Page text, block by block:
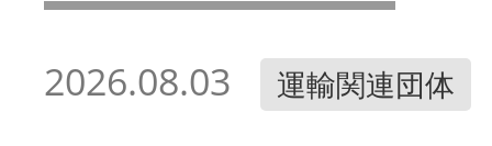
2026.08.03 運輸関連団体